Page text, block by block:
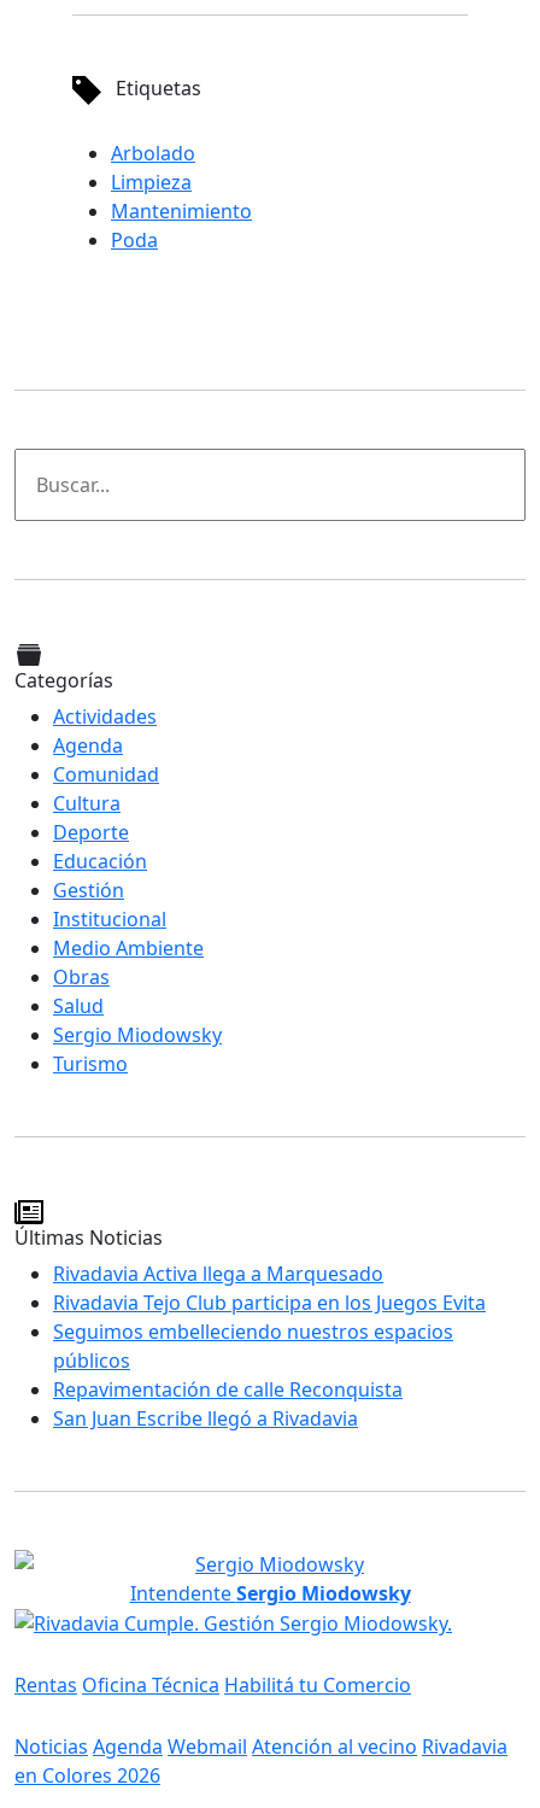
Link
Etiquetas
Arbolado
Limpieza
Mantenimiento
Poda
Categorías
Actividades
Agenda
Comunidad
Cultura
Deporte
Educación
Gestión
Institucional
Medio Ambiente
Obras
Salud
Sergio Miodowsky
Turismo
Últimas Noticias
Rivadavia Activa llega a Marquesado
Rivadavia Tejo Club participa en los Juegos Evita
Seguimos embelleciendo nuestros espacios
públicos
Repavimentación de calle Reconquista
San Juan Escribe llegó a Rivadavia
IntendenteSergio Miodowsky
Rentas Oficina Técnica Habilitá tu Comercio
Noticias Agenda Webmail Atención al vecino Rivadavia
en Colores 2026